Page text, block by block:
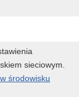
sieciowym.
środowisku